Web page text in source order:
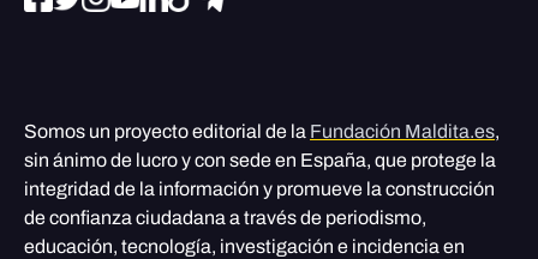
Somos un proyecto editorial de la Fundación Maldita.es,
sin ánimo de lucro y con sede en España, que protege la
integridad de la información y promueve la construcción
de confianza ciudadana a través de periodismo,
educación, tecnología, investigación e incidencia en